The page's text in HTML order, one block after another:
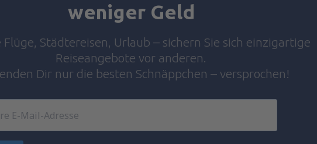
weniger Geld
Städtereisen, Urlaub – sichern Sie sich einzigartige
Reiseangebote vor anderen.
Dir nur die besten Schnäppchen – versprochen!